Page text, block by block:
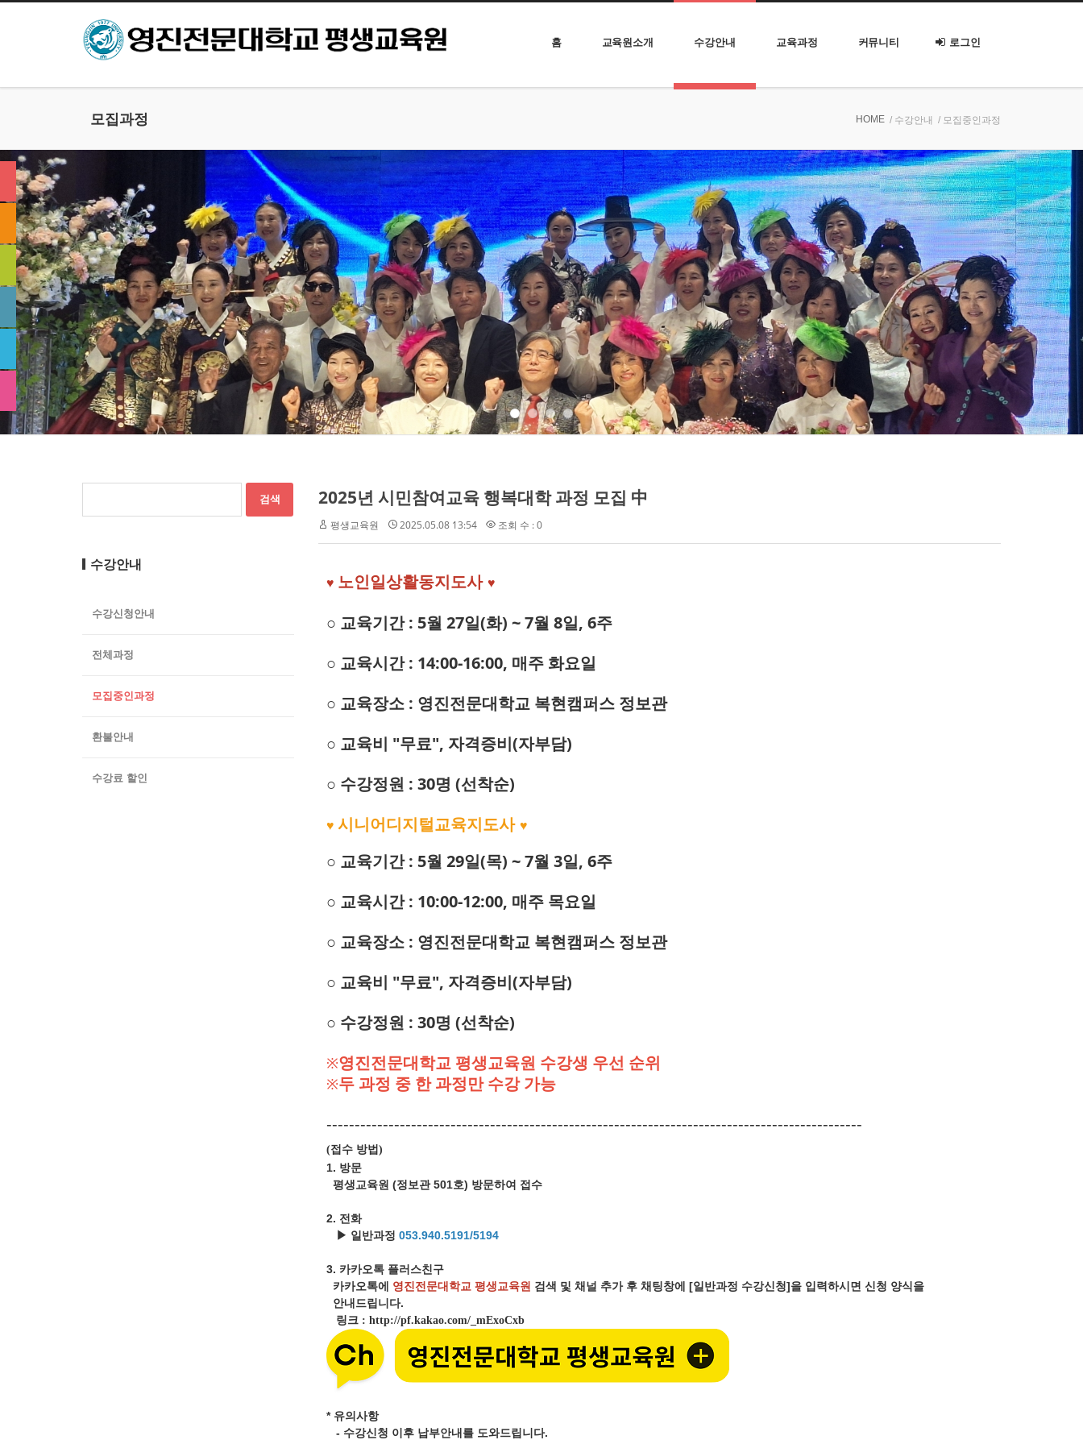
홈 교육원소개 수강안내 교육과정 커뮤니티 로그인
모집과정 HOME / 수강안내 / 모집중인과정
2025년 시민참여교육 행복대학 과정 모집 中
평생교육원 2025.05.08 13:54 조회 수 : 0
♥ 노인일상활동지도사 ♥
○ 교육기간: 5월 27일(화) ~ 7월 8일, 6주
○ 교육시간 : 14:00-16:00, 매주 화요일
○ 교육장소 : 영진전문대학교 복현캠퍼스 정보관
○ 교육비 "무료", 자격증비(자부담)
○ 수강정원 : 30명 (선착순)
♥ 시니어디지털교육지도사 ♥
○ 교육기간: 5월 29일(목) ~ 7월 3일, 6주
○ 교육시간 : 10:00-12:00, 매주 목요일
○ 교육장소 : 영진전문대학교 복현캠퍼스 정보관
○ 교육비 "무료", 자격증비(자부담)
○ 수강정원 : 30명 (선착순)
※영진전문대학교 평생교육원 수강생 우선 순위
※두 과정 중 한 과정만 수강 가능
-----------------------------------------------------------------------------------------------
(접수 방법 )
1. 방문
평생교육원 (정보관 501호) 방문하여 접수
2. 전화
▶ 일반과정 053.940.5191/5194
3. 카카오톡 플러스친구
카카오톡에 영진전문대학교 평생교육원 검색 및 채널 추가 후 채팅창에 [일반과정 수강신청]을 입력하시면 신청 양식을
안내드립니다.
링크 : http://pf.kakao.com/_mExoCxb
* 유의사항
- 수강신청 이후 납부안내를 도와드립니다.
수강안내
수강신청안내
전체과정
모집중인과정
환불안내
수강료 할인